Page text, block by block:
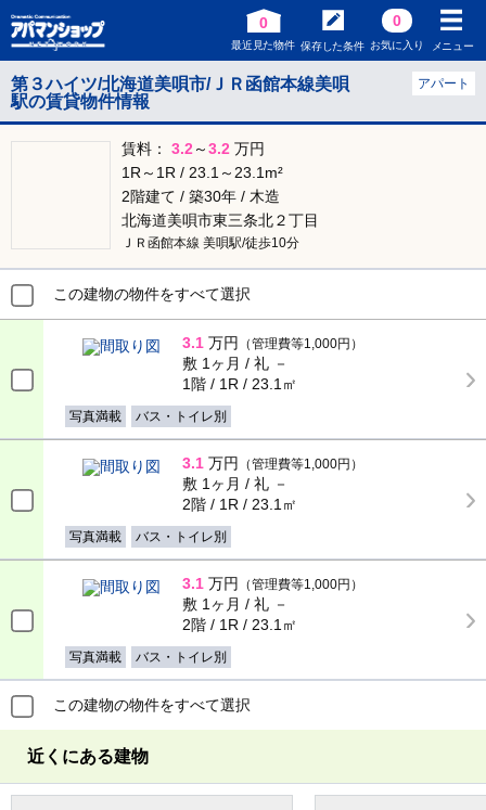
0
最近見た物件 保存した条件
0
お気に入り メニュー
第３ハイツ/北海道美唄市/ＪＲ函館本線美唄
駅の賃貸物件情報
アパート
賃料： 3.2 ～3.2 万円
1R～1R / 23.1～23.1m²
2階建て / 築30年 / 木造
北海道美唄市東三条北２丁目
ＪＲ函館本線 美唄駅/徒歩10分
この建物の物件をすべて選択
3.1 万円 （管理費等1,000円）
敷 1ヶ月 / 礼 －
1階 / 1R / 23.1㎡
写真満載 バス・トイレ別
3.1 万円 （管理費等1,000円）
敷 1ヶ月 / 礼 －
2階 / 1R / 23.1㎡
写真満載 バス・トイレ別
3.1 万円 （管理費等1,000円）
敷 1ヶ月 / 礼 －
2階 / 1R / 23.1㎡
写真満載 バス・トイレ別
この建物の物件をすべて選択
近くにある建物